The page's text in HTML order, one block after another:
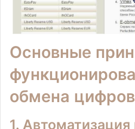
Основные
обмена
1.